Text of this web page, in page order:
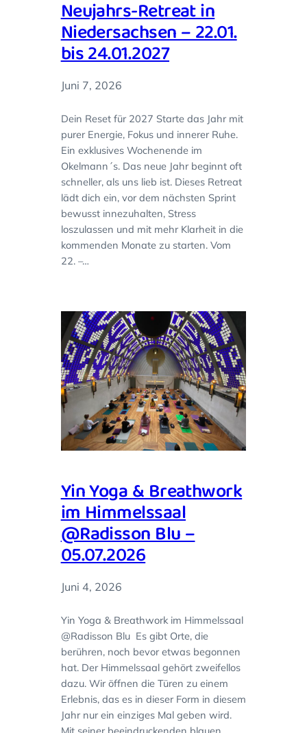
Neujahrs-Retreat in
Niedersachsen – 22.01.
bis 24.01.2027
Juni 7, 2026
Dein Reset für 2027 Starte das Jahr mit
purer Energie, Fokus und innerer Ruhe.
Ein exklusives Wochenende im
Okelmann´s. Das neue Jahr beginnt oft
schneller, als uns lieb ist. Dieses Retreat
lädt dich ein, vor dem nächsten Sprint
bewusst innezuhalten, Stress
loszulassen und mit mehr Klarheit in die
kommenden Monate zu starten. Vom
22. –…
Yin Yoga & Breathwork
im Himmelssaal
@Radisson Blu –
05.07.2026
Juni 4, 2026
Yin Yoga & Breathwork im Himmelssaal
@Radisson Blu Es gibt Orte, die
berühren, noch bevor etwas begonnen
hat. Der Himmelssaal gehört zweifellos
dazu. Wir öffnen die Türen zu einem
Erlebnis, das es in dieser Form in diesem
Jahr nur ein einziges Mal geben wird.